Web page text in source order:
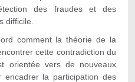
des fraudes et des
difficile.
comment la théorie de la
cette contradiction du
orientée vers de nouveaux
encadrer la participation des